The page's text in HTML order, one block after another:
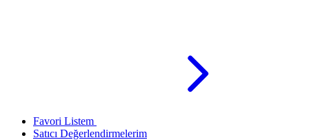
Favori Listem
Satıcı Değerlendirmelerim